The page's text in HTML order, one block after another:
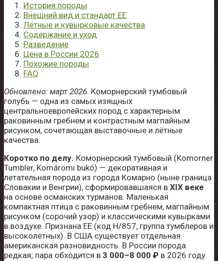
История породы
Внешний вид и стандарт EE
Лётные и кувырковые качества
Содержание и уход
Разведение
Цена в России 2026
Похожие породы
FAQ
Обновлено: март 2026. Коморнерский тумбовый
голубь — одна из самых изящных
центральноевропейских пород с характерным
раковинным гребнем и контрастным магпайным
рисунком, сочетающая выставочные и лётные
качества.
Коротко по делу. Коморнерский тумбовый (Komorner
Tumbler, Komáromi bukó) — декоративная и
летательная порода из города Комарно (ныне граница
Словакии и Венгрии), сформировавшаяся в XIX веке
на основе османских турманов. Маленькая
компактная птица с раковинным гребнем, магпайным
рисунком (сорочий узор) и классическими кувырками
в воздухе. Признана EE (код H/857, группа тумблеров и
высоколётных). В США существует отдельная
американская разновидность. В России порода
редкая; пара обходится в 3 000–8 000 ₽ в 2026 году.